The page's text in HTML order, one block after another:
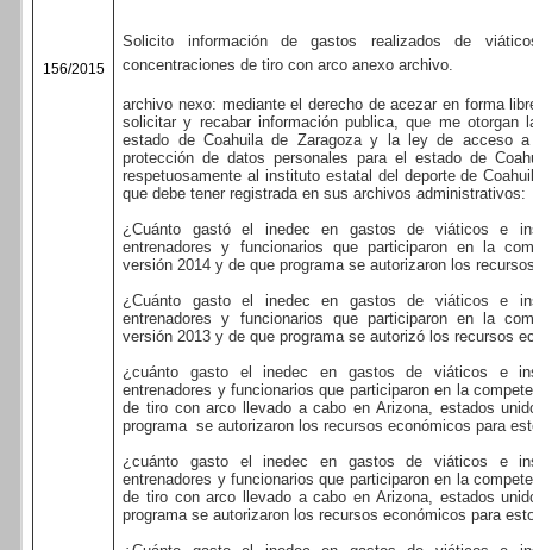
156/2015
Solicito información de gastos realizados de
concentraciones de tiro con arco anexo archivo.
archivo nexo: mediante el derecho de acezar en forma
solicitar y recabar información publica, que me otorgan
estado de Coahuila de Zaragoza y la ley de acceso
protección de datos personales para el estado de
respetuosamente al instituto estatal del deporte de
que debe tener registrada en sus archivos administrativos:
¿Cuánto gastó el inedec en gastos de viáticos e
entrenadores y funcionarios que participaron en la
versión 2014 y de que programa se autorizaron los
¿Cuánto gasto el inedec en gastos de viáticos e
entrenadores y funcionarios que participaron en la
versión 2013 y de que programa se autorizó los recursos
¿cuánto gasto el inedec en gastos de viáticos e
entrenadores y funcionarios que participaron en la
de tiro con arco llevado a cabo en Arizona, estados
programa se autorizaron los recursos económicos para
¿cuánto gasto el inedec en gastos de viáticos e
entrenadores y funcionarios que participaron en la
de tiro con arco llevado a cabo en Arizona, estados
programa se autorizaron los recursos económicos para